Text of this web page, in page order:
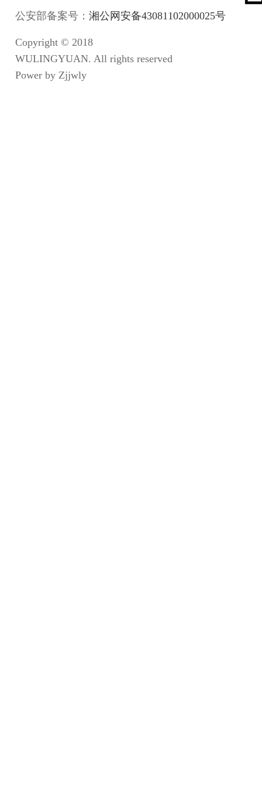
公安部备案号： 湘公网安备43081102000025号
Copyright © 2018
WULINGYUAN. All rights reserved
Power by Zjjwly